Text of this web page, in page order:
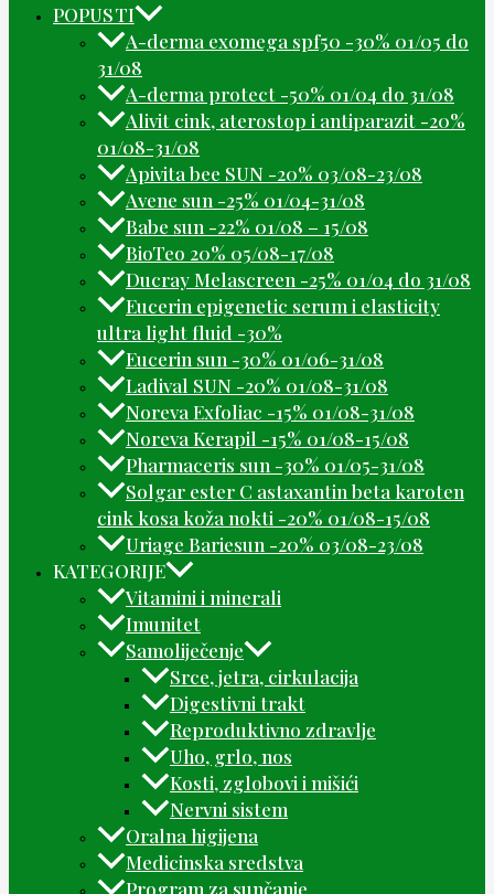
POPUSTI
A-derma exomega spf50 -30% 01/05 do
31/08
A-derma protect -50% 01/04 do 31/08
Alivit cink, aterostop i antiparazit -20%
01/08-31/08
Apivita bee SUN -20% 03/08-23/08
Avene sun -25% 01/04-31/08
Babe sun -22% 01/08 – 15/08
BioTeo 20% 05/08-17/08
Ducray Melascreen -25% 01/04 do 31/08
Eucerin epigenetic serum i elasticity
ultra light fluid -30%
Eucerin sun -30% 01/06-31/08
Ladival SUN -20% 01/08-31/08
Noreva Exfoliac -15% 01/08-31/08
Noreva Kerapil -15% 01/08-15/08
Pharmaceris sun -30% 01/05-31/08
Solgar ester C astaxantin beta karoten
cink kosa koža nokti -20% 01/08-15/08
Uriage Bariesun -20% 03/08-23/08
KATEGORIJE
Vitamini i minerali
Imunitet
Samoliječenje
Srce, jetra, cirkulacija
Digestivni trakt
Reproduktivno zdravlje
Uho, grlo, nos
Kosti, zglobovi i mišići
Nervni sistem
Oralna higijena
Medicinska sredstva
Program za sunčanje